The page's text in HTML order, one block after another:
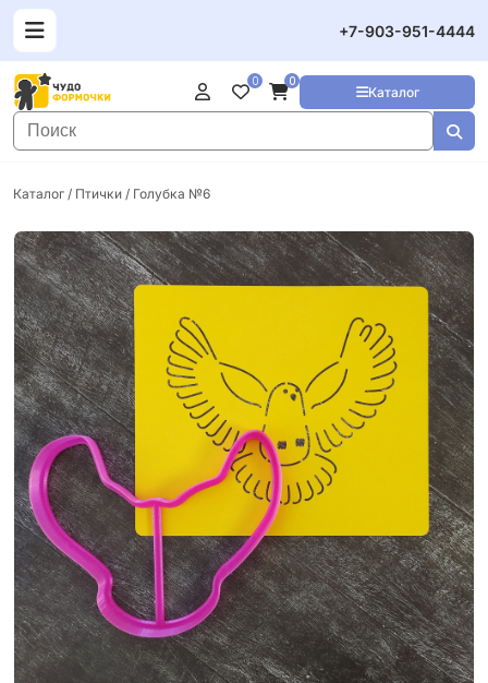
+7-903-951-4444
Каталог
0 0
Каталог / Птички / Голубка №6